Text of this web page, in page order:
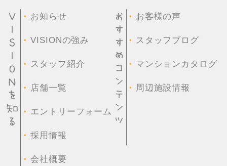
・ お知らせ
・VISIONの強み
・ スタッフ紹介
・ 店舗一覧
・ エントリーフォーム
・採用情報
・会社概要
・ お客様の声
・ スタッフブログ
・ マンションカタログ
・ 周辺施設情報